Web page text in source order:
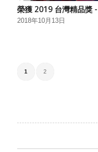
榮獲 2019 台灣精品獎
2018年10月13日
1 2